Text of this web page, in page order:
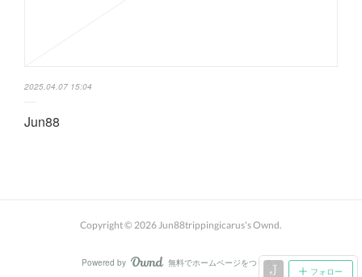
2025.04.07 15:04
Jun88
フォロー
Copyright © 2026Jun88trippingicarus's Ownd.
Powered by AmebaOwnd
無料でホームページをつくろう